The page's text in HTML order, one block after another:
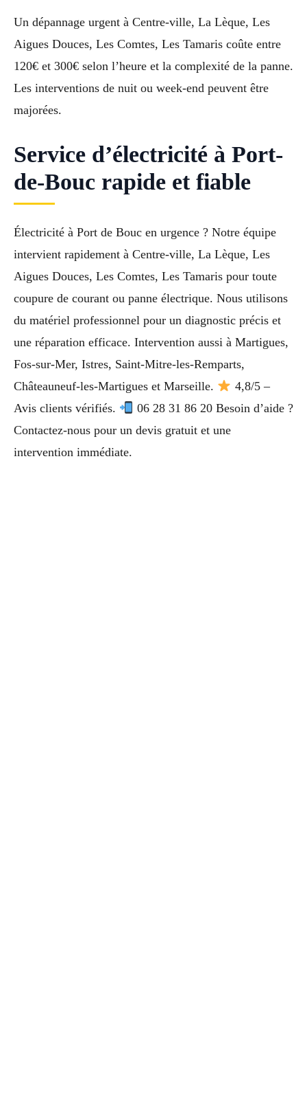
Un dépannage urgent à Centre-ville, La Lèque, Les
Aigues Douces, Les Comtes, Les Tamaris coûte entre
120€ et 300€ selon l’heure et la complexité de la panne.
Les interventions de nuit ou week-end peuvent être
majorées.
Service d’électricité à Port-
de-Bouc rapide et fiable
Électricité à Port de Bouc en urgence ? Notre équipe
intervient rapidement à Centre-ville, La Lèque, Les
Aigues Douces, Les Comtes, Les Tamaris pour toute
coupure de courant ou panne électrique. Nous utilisons
du matériel professionnel pour un diagnostic précis et
une réparation efficace. Intervention aussi à Martigues,
Fos-sur-Mer, Istres, Saint-Mitre-les-Remparts,
Châteauneuf-les-Martigues et Marseille.
4,8/5 –
Avis clients vérifiés.
06 28 31 86 20 Besoin d’aide ?
Contactez-nous pour un devis gratuit et une
intervention immédiate.